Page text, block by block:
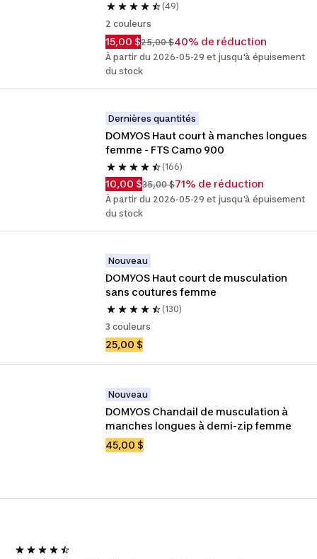
(49)
2 couleurs
15,00 $25,00 $40% de réduction
À partir du 2026-05-29 et jusqu'à épuisement
du stock
Dernières quantités
DOMYOS Haut court à manches longues
femme - FTS Camo 900
(166)
10,00 $35,00 $71% de réduction
À partir du 2026-05-29 et jusqu'à épuisement
du stock
Nouveau
DOMYOS Haut court de musculation
sans coutures femme
(130)
3 couleurs
25,00 $
Nouveau
DOMYOS Chandail de musculation à
manches longues à demi-zip femme
45,00 $